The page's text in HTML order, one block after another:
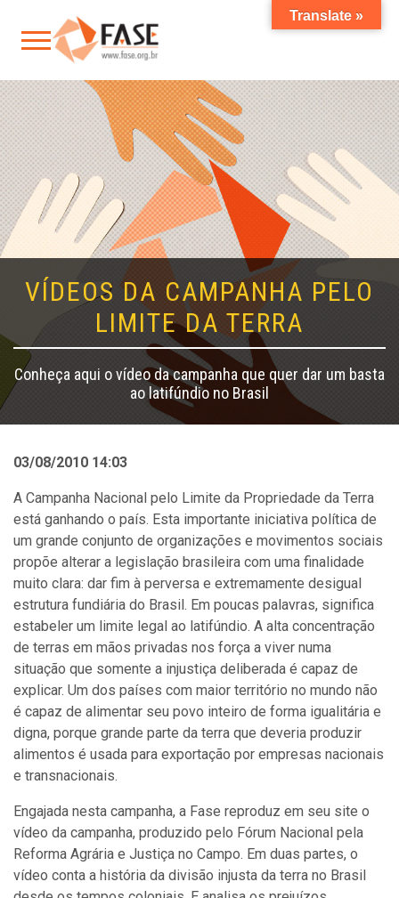
VÍDEOS DA CAMPANHA PELO
LIMITE DA TERRA
Conheça aqui o vídeo da campanha que quer dar um basta
ao latifúndio no Brasil
03/08/2010 14:03
A Campanha Nacional pelo Limite da Propriedade da Terra
está ganhando o país. Esta importante iniciativa política de
um grande conjunto de organizações e movimentos sociais
propõe alterar a legislação brasileira com uma finalidade
muito clara: dar fim à perversa e extremamente desigual
estrutura fundiária do Brasil. Em poucas palavras, significa
estabeler um limite legal ao latifúndio. A alta concentração
de terras em mãos privadas nos força a viver numa
situação que somente a injustiça deliberada é capaz de
explicar. Um dos países com maior território no mundo não
é capaz de alimentar seu povo inteiro de forma igualitária e
digna, porque grande parte da terra que deveria produzir
alimentos é usada para exportação por empresas nacionais
e transnacionais.
Engajada nesta campanha, a Fase reproduz em seu site o
vídeo da campanha, produzido pelo Fórum Nacional pela
Reforma Agrária e Justiça no Campo. Em duas partes, o
vídeo conta a história da divisão injusta da terra no Brasil
Translate »